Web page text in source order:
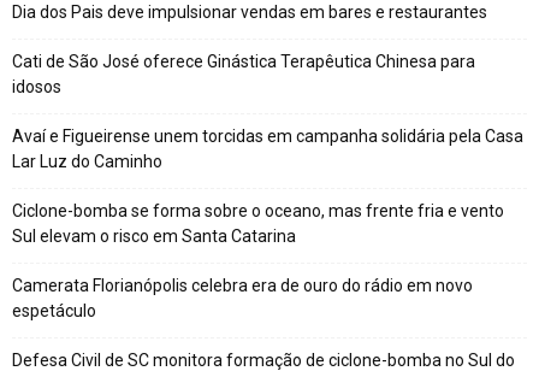
Dia dos Pais deve impulsionar vendas em bares e restaurantes
Cati de São José oferece Ginástica Terapêutica Chinesa para
idosos
Avaí e Figueirense unem torcidas em campanha solidária pela Casa
Lar Luz do Caminho
Ciclone-bomba se forma sobre o oceano, mas frente fria e vento
Sul elevam o risco em Santa Catarina
Camerata Florianópolis celebra era de ouro do rádio em novo
espetáculo
Defesa Civil de SC monitora formação de ciclone-bomba no Sul do